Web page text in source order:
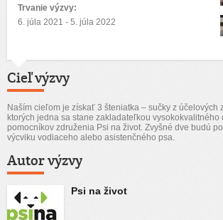
Trvanie výzvy:
6. júla 2021 - 5. júla 2022
Cieľ výzvy
Naším cieľom je získať 3 šteniatka – sučky z účelových
ktorých jedna sa stane zakladateľkou vysokokvalitného
pomocníkov združenia Psi na život. Zvyšné dve budú
výcviku vodiaceho alebo asistenčného psa.
Autor výzvy
Psi na život